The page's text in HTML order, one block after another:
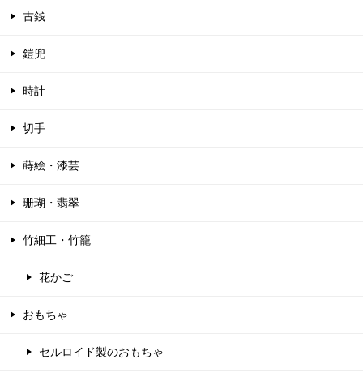
古銭
鎧兜
時計
切手
蒔絵・漆芸
珊瑚・翡翠
竹細工・竹籠
花かご
おもちゃ
セルロイド製のおもちゃ